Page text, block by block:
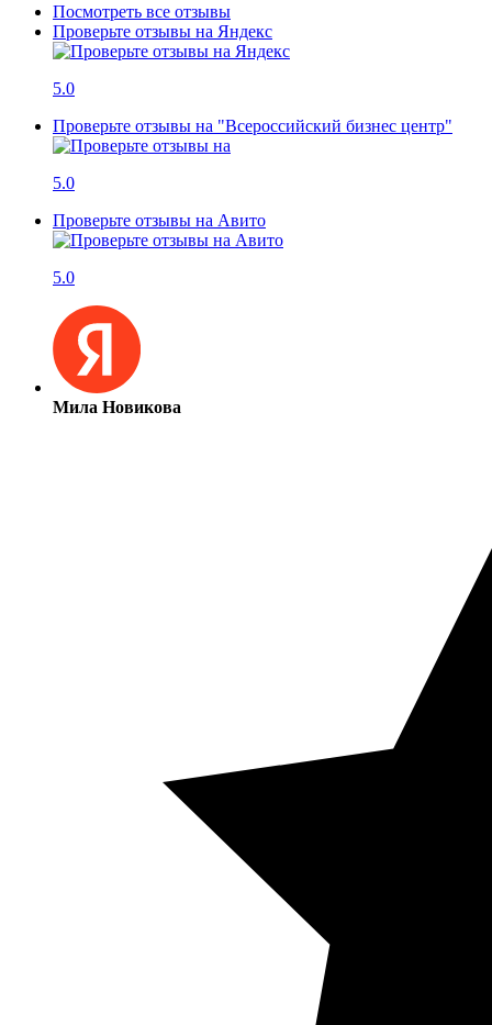
Посмотреть все отзывы
Проверьте отзывы на Яндекс
5.0
Проверьте отзывы на "Всероссийский бизнес центр"
5.0
Проверьте отзывы на Авито
5.0
Мила Новикова